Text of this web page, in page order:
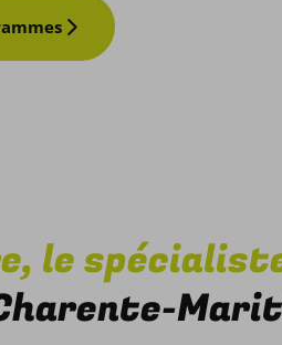
le